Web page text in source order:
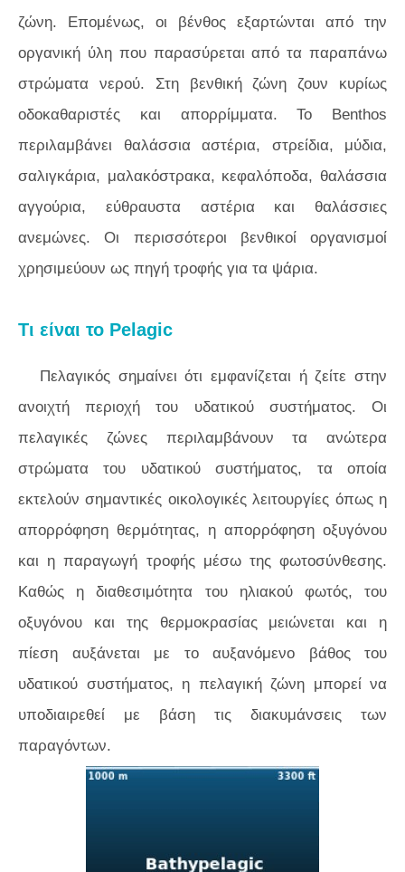
ζώνη. Επομένως, οι βένθος εξαρτώνται από την
οργανική ύλη που παρασύρεται από τα παραπάνω
στρώματα νερού. Στη βενθική ζώνη ζουν κυρίως
οδοκαθαριστές και απορρίμματα. Το Benthos
περιλαμβάνει θαλάσσια αστέρια, στρείδια, μύδια,
σαλιγκάρια, μαλακόστρακα, κεφαλόποδα, θαλάσσια
αγγούρια, εύθραυστα αστέρια και θαλάσσιες
ανεμώνες. Οι περισσότεροι βενθικοί οργανισμοί
χρησιμεύουν ως πηγή τροφής για τα ψάρια.
Τι είναι το Pelagic
Πελαγικός σημαίνει ότι εμφανίζεται ή ζείτε στην
ανοιχτή περιοχή του υδατικού συστήματος. Οι
πελαγικές ζώνες περιλαμβάνουν τα ανώτερα
στρώματα του υδατικού συστήματος, τα οποία
εκτελούν σημαντικές οικολογικές λειτουργίες όπως η
απορρόφηση θερμότητας, η απορρόφηση οξυγόνου
και η παραγωγή τροφής μέσω της φωτοσύνθεσης.
Καθώς η διαθεσιμότητα του ηλιακού φωτός, του
οξυγόνου και της θερμοκρασίας μειώνεται και η
πίεση αυξάνεται με το αυξανόμενο βάθος του
υδατικού συστήματος, η πελαγική ζώνη μπορεί να
υποδιαιρεθεί με βάση τις διακυμάνσεις των
παραγόντων.